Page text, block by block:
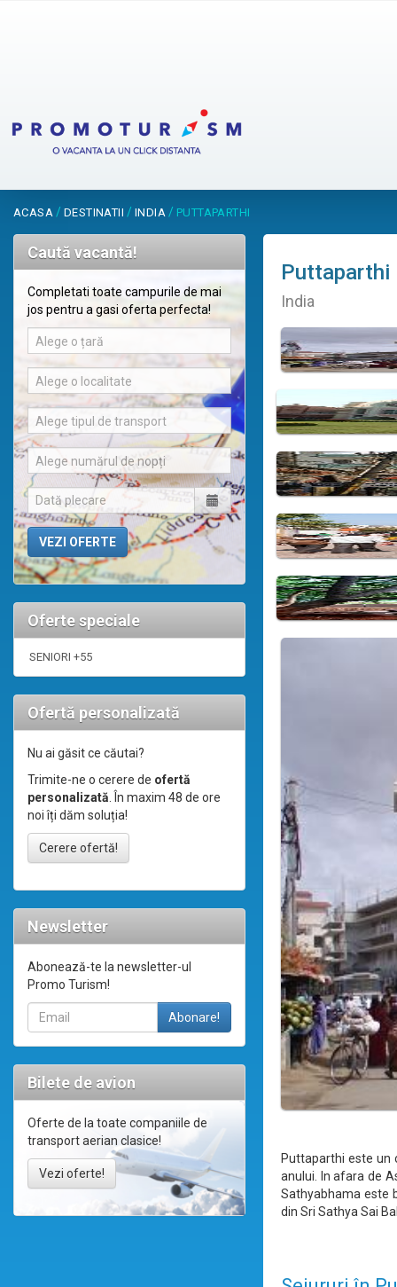
ACASA / DESTINATII / INDIA / PUTTAPARTHI
Caută vacantă!
Completati toate campurile de mai
jos pentru a gasi oferta perfecta!
Alege o țară
Alege o localitate
Alege tipul de transport
Alege numărul de nopți
Oferte speciale
SENIORI +55
Ofertă personalizată
Nu ai găsit ce căutai?
Trimite-ne o cerere de ofertă
personalizată. În maxim 48 de ore
noi îți dăm soluția!
Cerere ofertă!
Newsletter
Abonează-te la newsletter-ul
Promo Turism!
Bilete de avion
Oferte de la toate companiile de
transport aerian clasice!
Vezi oferte!
Puttaparthi
India
Puttaparthi este un
anului. In afara de
Sathyabhama este
din Sri Sathya Sai